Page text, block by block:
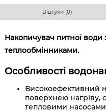
Відгуки (0)
Накопичувач питної
теплообмінниками.
Особливості
Високоефективний
поверхнею нагріву,
тепловими